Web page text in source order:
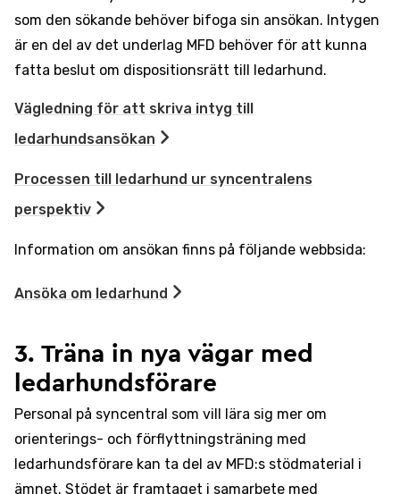
som den sökande behöver bifoga sin ansökan. Intygen
är en del av det underlag MFD behöver för att kunna
fatta beslut om dispositionsrätt till ledarhund.
Vägledning för att skriva intyg till
ledarhundsansökan
Processen till ledarhund ur syncentralens
perspektiv
Information om ansökan finns på följande webbsida:
Ansöka om ledarhund
3. Träna in nya vägar med
ledarhundsförare
Personal på syncentral som vill lära sig mer om
orienterings- och förflyttningsträning med
ledarhundsförare kan ta del av MFD:s stödmaterial i
ämnet. Stödet är framtaget i samarbete med